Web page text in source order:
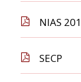
NIAS
SECP